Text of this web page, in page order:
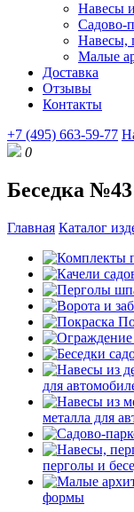
Навесы
Садово-
Навесы,
Малые
Доставка
Отзывы
Контакты
+7 (495) 663-59-77
0
Беседка №43
Главная Каталог
для
металла для
перголы и
формы